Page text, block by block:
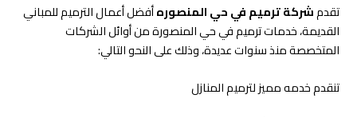
تقدمشركة ترميم في حي المنصورهأفضل أعمال الترميم للمباني
القديمة، خدمات ترميم في حي المنصورة من أوائل الشركات
المتخصصة منذ سنوات عديدة، وذلك على النحو التالي:
تنقدم خدمه مميز لترميم المنازل